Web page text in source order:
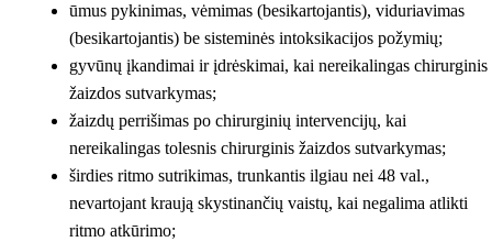
ūmus pykinimas, vėmimas (besikartojantis), viduriavimas
(besikartojantis) be sisteminės intoksikacijos požymių;
gyvūnų įkandimai ir įdrėskimai, kai nereikalingas chirurginis
žaizdos sutvarkymas;
žaizdų perrišimas po chirurginių intervencijų, kai
nereikalingas tolesnis chirurginis žaizdos sutvarkymas;
širdies ritmo sutrikimas, trunkantis ilgiau nei 48 val.,
nevartojant kraują skystinančių vaistų, kai negalima atlikti
ritmo atkūrimo;